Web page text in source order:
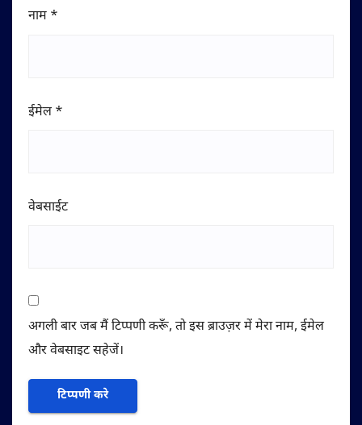
नाम *
ईमेल *
वेबसाईट
अगली बार जब मैं टिप्पणी करूँ, तो इस ब्राउज़र में मेरा नाम, ईमेल
और वेबसाइट सहेजें।